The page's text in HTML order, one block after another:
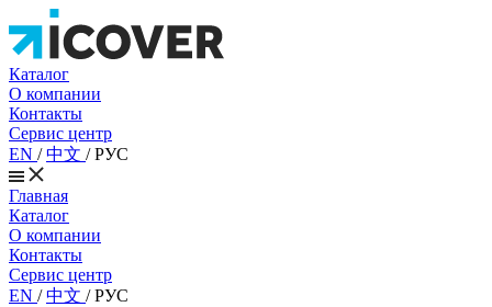
Каталог
О компании
Контакты
Сервис центр
EN /中文 /РУС
Главная
Каталог
О компании
Контакты
Сервис центр
EN /中文 /РУС